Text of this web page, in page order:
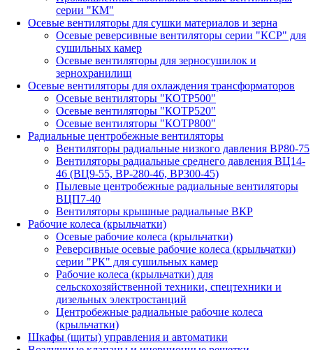
серии "КМ"
Осевые вентиляторы для сушки материалов и зерна
Осевые реверсивные вентиляторы серии "КСР" для
сушильных камер
Осевые вентиляторы для зерносушилок и
зернохранилищ
Осевые вентиляторы для охлаждения трансформаторов
Осевые вентиляторы "КОТР500"
Осевые вентиляторы "КОТР520"
Осевые вентиляторы "КОТР800"
Радиальные центробежные вентиляторы
Вентиляторы радиальные низкого давления ВР80-75
Вентиляторы радиальные среднего давления ВЦ14-
46 (ВЦ9-55, ВР-280-46, ВР300-45)
Пылевые центробежные радиальные вентиляторы
ВЦП7-40
Вентиляторы крышные радиальные ВКР
Рабочие колеса (крыльчатки)
Осевые рабочие колеса (крыльчатки)
Реверсивные осевые рабочие колеса (крыльчатки)
серии "РК" для сушильных камер
Рабочие колеса (крыльчатки) для
сельскохозяйственной техники, спецтехники и
дизельных электростанций
Центробежные радиальные рабочие колеса
(крыльчатки)
Шкафы (щиты) управления и автоматики